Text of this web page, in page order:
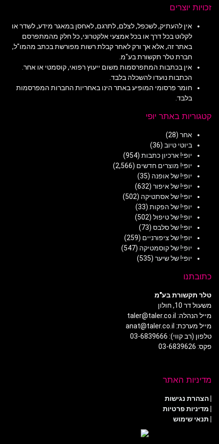
זכויות יוצרים
אין להעתיק, לשכפל, לצלם, לתרגם, לאחסן במאגר מידע, לשדר או
לקלוט בכל דרך או בכל אמצעי אלקטרוני, כל חלק מהמתפרסם
באתר זה, אלא אך ורק לאחר קבלת רשות מפורשת בכתב מהמו"ל,
חברת טלר תקשורת בע"מ.
אין בכתבות המתפרסמות משום ייעוץ רפואי, קוסמטי או אחר.
הכתבות נועדו להשכלה בלבד.
חומר פרסומי המופיע באתר הינו באחריות החברות המפרסמות
בלבד.
קטגוריות באתר יופי
אחר (28)
ביוטי טיוב (36)
יופי! ארכיון כתבות (954)
יופי! מוצרים חדשים (2,566)
יופי! של אופנה (35)
יופי! של איפור (632)
יופי! של אסתטיקה (502)
יופי! של הפקות (33)
יופי! של טיפול (502)
יופי! של סלבס (73)
יופי! של ציפורניים (259)
יופי! של קוסמטיקה (547)
יופי! של שיער (535)
כתובתנו
טלר תקשורת בע"מ
משעול דר 10, חולון
מייל הנהלה: taler@taler.co.il
מייל מערכת: anat@taler.co.il
טלפון (רב קווי): 03-6839666
פקס: 03-6839626
מדיניות האתר
|הצהרת נגישות
| מדיניות פרטיות
| תנאי שימוש